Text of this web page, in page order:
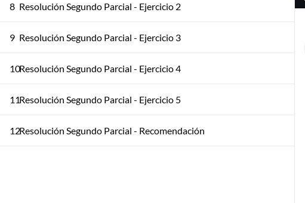
8 Resolución Segundo Parcial - Ejercicio 2
9 Resolución Segundo Parcial - Ejercicio 3
10Resolución Segundo Parcial - Ejercicio 4
11Resolución Segundo Parcial - Ejercicio 5
12Resolución Segundo Parcial - Recomendación